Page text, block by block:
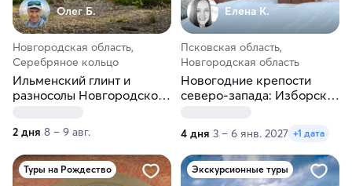
Олег Б.
Новгородская область,
Серебряное кольцо
Ильменский глинт и
разносолы Новгородской
2 дня 8 – 9 авг.
Елена К.
Псковская область,
Новгородская область
Новогодние крепости
северо-запада: Изборск,
4 дня 3 – 6 янв. 2027 +1 дата
Туры на Рождество Экскурсионные туры